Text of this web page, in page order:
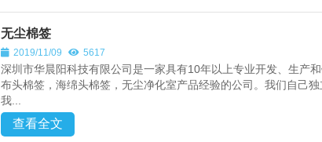
无尘棉签
2019/11/09 5617
深圳市华晨阳科技有限公司是一家具有10年以上专业开发、生产
布头棉签，海绵头棉签，无尘净化室产品经验的公司。我们自己
我...
查看全文